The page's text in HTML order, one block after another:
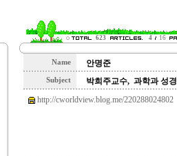
623 4 16
Name 안명준
Subject
박희주교수, 과학과 성경
http://cworldview.blog.me/220288024802